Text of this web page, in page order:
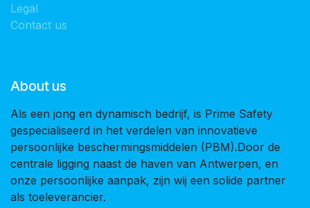
Legal
Contact us
About us
Als een jong en dynamisch bedrijf, is Prime Safety
gespecialiseerd in het verdelen van innovatieve
persoonlijke beschermingsmiddelen (PBM).Door de
centrale ligging naast de haven van Antwerpen, en
onze persoonlijke aanpak, zijn wij een solide partner
als toeleverancier.